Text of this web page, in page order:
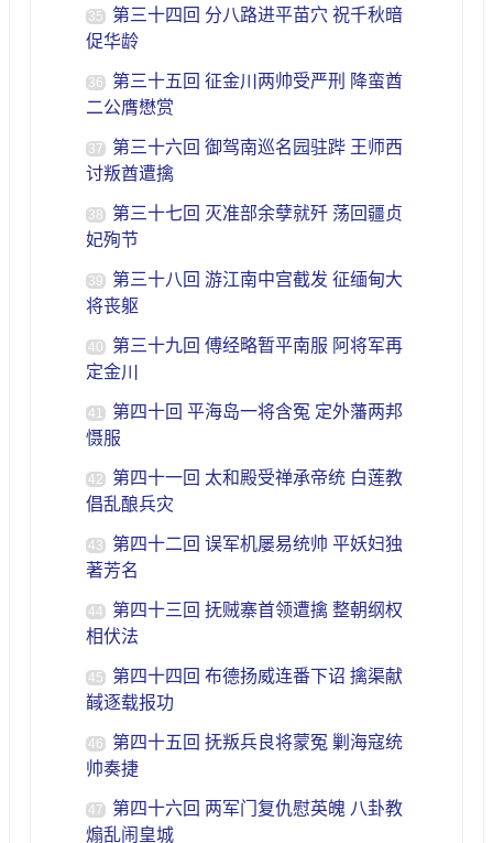
35
第三十四回 分八路进平苗穴 祝千秋暗
促华龄
36
第三十五回 征金川两帅受严刑 降蛮酋
二公膺懋赏
37
第三十六回 御驾南巡名园驻跸 王师西
讨叛酋遭擒
38
第三十七回 灭准部余孽就歼 荡回疆贞
妃殉节
39
第三十八回 游江南中宫截发 征缅甸大
将丧躯
40
第三十九回 傅经略暂平南服 阿将军再
定金川
41
第四十回 平海岛一将含冤 定外藩两邦
慑服
42
第四十一回 太和殿受禅承帝统 白莲教
倡乱酿兵灾
43
第四十二回 误军机屡易统帅 平妖妇独
著芳名
44
第四十三回 抚贼寨首领遭擒 整朝纲权
相伏法
45
第四十四回 布德扬威连番下诏 擒渠献
馘逐载报功
46
第四十五回 抚叛兵良将蒙冤 剿海寇统
帅奏捷
47
第四十六回 两军门复仇慰英魄 八卦教
煽乱闹皇城